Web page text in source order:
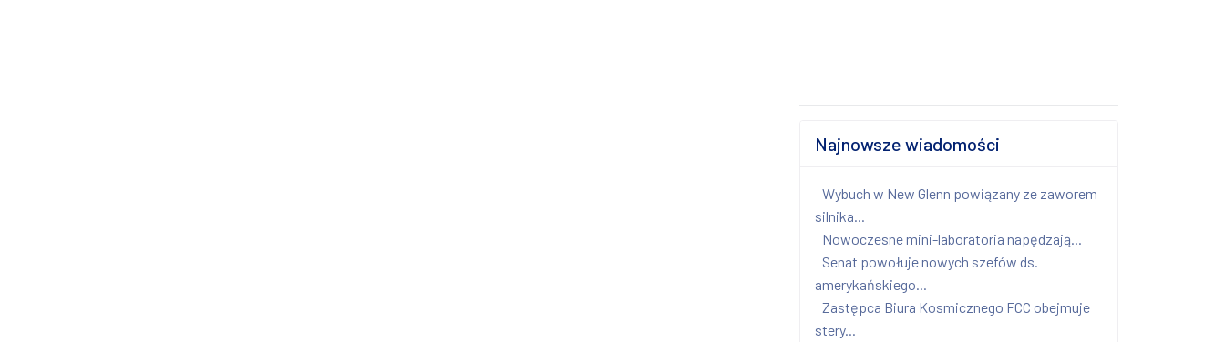
Najnowsze wiadomości
Wybuch w New Glenn powiązany ze zaworem
silnika...
Nowoczesne mini-laboratoria napędzają...
Senat powołuje nowych szefów ds.
amerykańskiego...
Zastępca Biura Kosmicznego FCC obejmuje
stery...